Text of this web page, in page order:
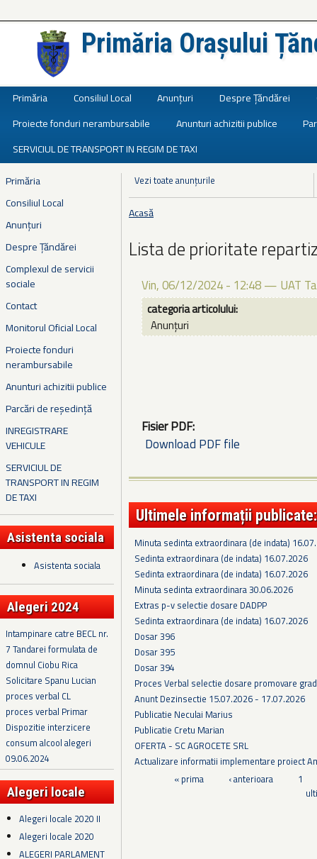
Primăria Orașului
Primăria Consiliul Local Anunțuri Despre Țăndărei
Proiecte fonduri nerambursabile
Anunturi achizitii publice
SERVICIUL DE TRANSPORT IN REGIM DE TAXI
Primăria
Consiliul Local
Anunțuri
Despre Țăndărei
Complexul de servicii
sociale
Contact
Monitorul Oficial Local
Proiecte fonduri
nerambursabile
Anunturi achizitii publice
Parcări de reședință
INREGISTRARE
VEHICULE
SERVICIUL DE
TRANSPORT IN REGIM
DE TAXI
Asistenta sociala
Asistenta sociala
Alegeri 2024
Intampinare catre BECL nr.
7 Tandarei formulata de
domnul Ciobu Rica
Solicitare Spanu Lucian
proces verbal CL
proces verbal Primar
Dispozitie interzicere
consum alcool alegeri
09.06.2024
Alegeri locale
Alegeri locale 2020 II
Alegeri locale 2020
ALEGERI PARLAMENT
Vezi toate anunțurile
Eşti aici
Acasă
Lista de prioritate
Vin, 06/12/2024 - 12:48 — UAT
categoria articolului:
Anunțuri
Fisier PDF:
Download PDF file
Ultimele informații publicate:
Minuta sedinta extraordinara (de indata)
Sedinta extraordinara (de indata) 16.07.2026
Sedinta extraordinara (de indata) 16.07.2026
Minuta sedinta extraordinara 30.06.2026
Extras p-v selectie dosare DADPP
Sedinta extraordinara (de indata) 16.07.2026
Dosar 396
Dosar 395
Dosar 394
Proces Verbal selectie dosare promovare
Anunt Dezinsectie 15.07.2026 - 17.07.2026
Publicatie Neculai Marius
Publicatie Cretu Marian
OFERTA - SC AGROCETE SRL
Actualizare informatii implementare proiect
Pagini« prima ‹ anterioara
1